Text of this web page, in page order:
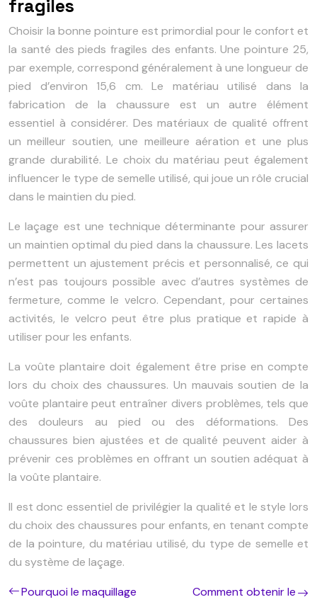
fragiles
Choisir la bonne pointure est primordial pour le confort et
la santé des pieds fragiles des enfants. Une pointure 25,
par exemple, correspond généralement à une longueur de
pied d’environ 15,6 cm. Le matériau utilisé dans la
fabrication de la chaussure est un autre élément
essentiel à considérer. Des matériaux de qualité offrent
un meilleur soutien, une meilleure aération et une plus
grande durabilité. Le choix du matériau peut également
influencer le type de semelle utilisé, qui joue un rôle crucial
dans le maintien du pied.
Le laçage est une technique déterminante pour assurer
un maintien optimal du pied dans la chaussure. Les lacets
permettent un ajustement précis et personnalisé, ce qui
n’est pas toujours possible avec d’autres systèmes de
fermeture, comme le velcro. Cependant, pour certaines
activités, le velcro peut être plus pratique et rapide à
utiliser pour les enfants.
La voûte plantaire doit également être prise en compte
lors du choix des chaussures. Un mauvais soutien de la
voûte plantaire peut entraîner divers problèmes, tels que
des douleurs au pied ou des déformations. Des
chaussures bien ajustées et de qualité peuvent aider à
prévenir ces problèmes en offrant un soutien adéquat à
la voûte plantaire.
Il est donc essentiel de privilégier la qualité et le style lors
du choix des chaussures pour enfants, en tenant compte
de la pointure, du matériau utilisé, du type de semelle et
du système de laçage.
Pourquoi le maquillage
Comment obtenir le